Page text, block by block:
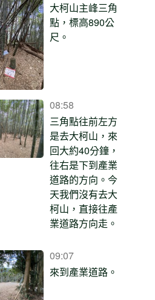
大柯山主峰三角
點，標高890公
尺。
08:58
三角點往前左方
是去大柯山，來
回大約40分鐘，
往右是下到產業
道路的方向。今
天我們沒有去大
柯山，直接往產
業道路方向走。
09:07
來到產業道路。